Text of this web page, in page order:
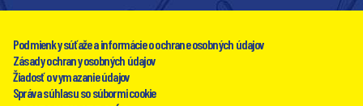
Podmienky súťaže a informácie o ochrane osobných údajov
Zásady ochrany osobných údajov
Žiadosť o vymazanie údajov
Správa súhlasu so súbormi cookie